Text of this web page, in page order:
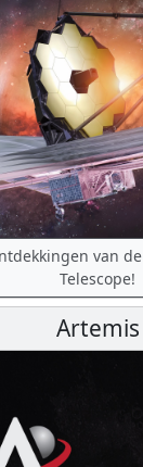
van
Telescope!
Artemis